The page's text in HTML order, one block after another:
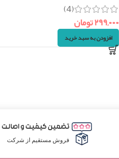
(4)
۲۹۹,۰۰۰تومان
افزودن به سبد خرید
تضمین کیفیت و اصالت
فروش مستقیم از شرکت